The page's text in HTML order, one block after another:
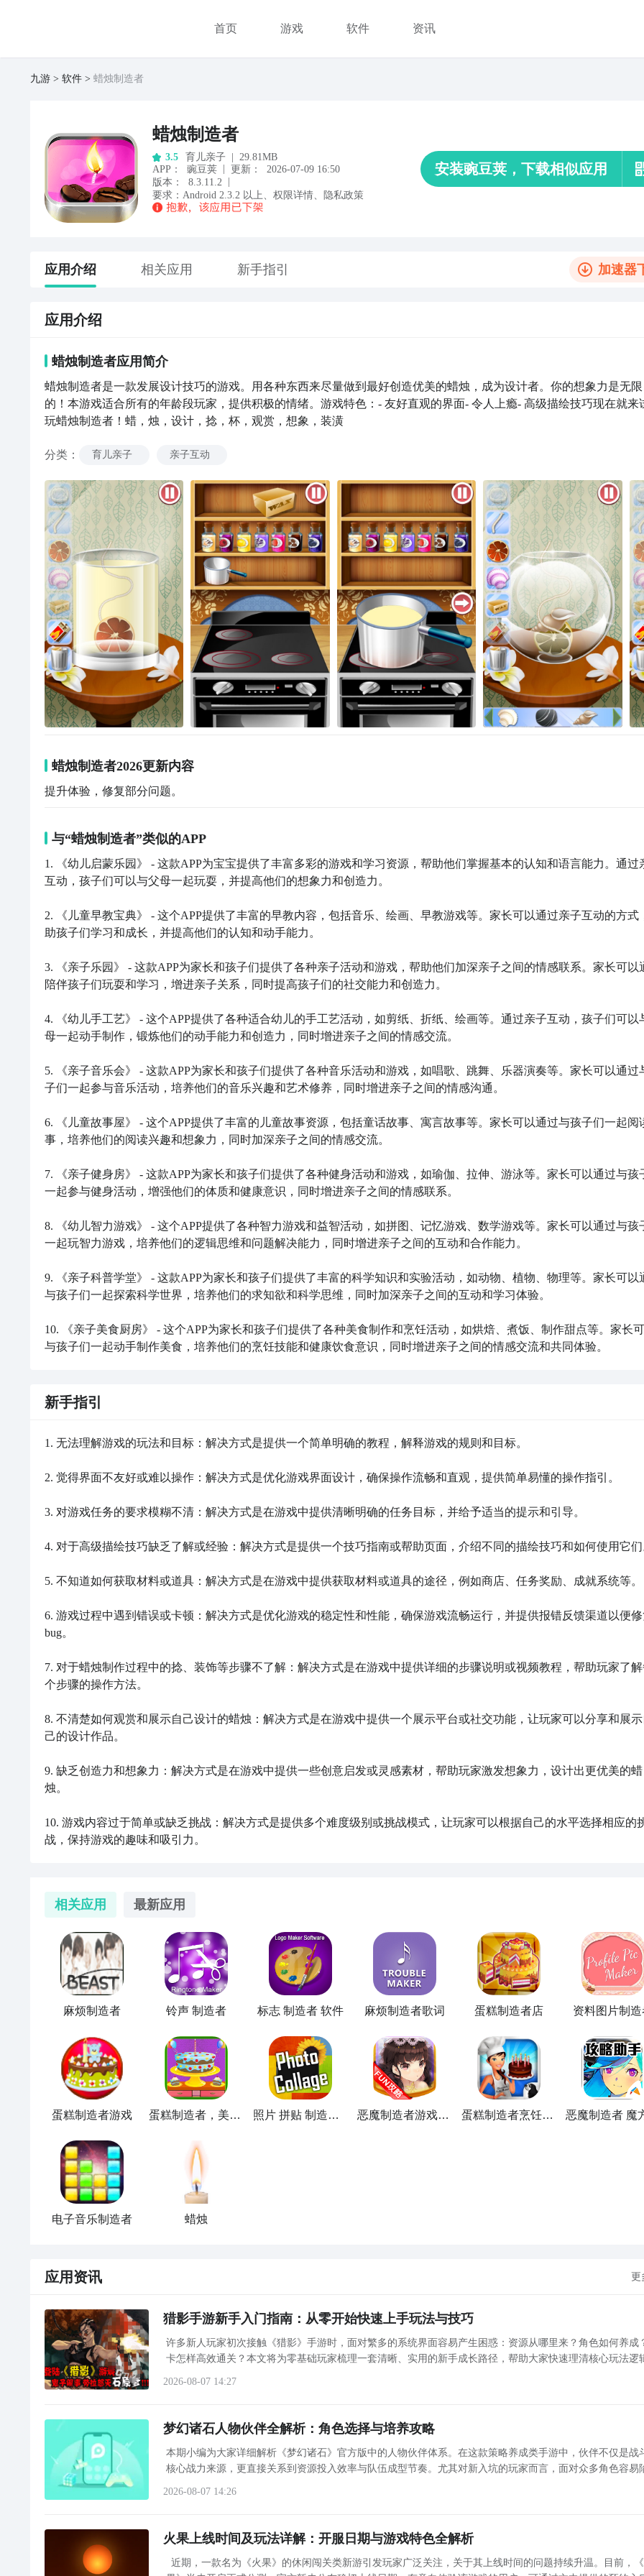
首页 游戏 软件 资讯
九游 软件 蜡烛制造者
蜡烛制造者
3.5 育儿亲子 |
29.81MB
APP ： 豌豆荚 | 更新：
2026-07-09 16:50
版本：
8.3.11.2
|
要求： Android 2.3.2 以上 权限详情 隐私政策
安装豌豆荚，下载相似应用
应用介绍 相关应用 新手指引 加速器
应用介绍
蜡烛制造者应用简介
蜡烛制造者是一款发展设计技巧的游戏。用各种东西来尽量做到最好创造优美的蜡烛，成为设计者。你的想象力是无限
的！本游戏适合所有的年龄段玩家，提供积极的情绪。游戏特色：- 友好直观的界面- 令人上瘾- 高级描绘技巧现在就来
玩蜡烛制造者！蜡，烛，设计，捻，杯，观赏，想象，装潢
分类 ： 育儿亲子 亲子互动
蜡烛制造者2026更新内容
提升体验，修复部分问题。
与“蜡烛制造者”类似的APP
1. 《幼儿启蒙乐园》 - 这款APP为宝宝提供了丰富多彩的游戏和学习资源，帮助他们掌握基本的认知和语言能力。通过
互动，孩子们可以与父母一起玩耍，并提高他们的想象力和创造力。
2. 《儿童早教宝典》 - 这个APP提供了丰富的早教内容，包括音乐、绘画、早教游戏等。家长可以通过亲子互动的方式
助孩子们学习和成长，并提高他们的认知和动手能力。
3. 《亲子乐园》 - 这款APP为家长和孩子们提供了各种亲子活动和游戏，帮助他们加深亲子之间的情感联系。家长可以
陪伴孩子们玩耍和学习，增进亲子关系，同时提高孩子们的社交能力和创造力。
4. 《幼儿手工艺》 - 这个APP提供了各种适合幼儿的手工艺活动，如剪纸、折纸、绘画等。通过亲子互动，孩子们可以
母一起动手制作，锻炼他们的动手能力和创造力，同时增进亲子之间的情感交流。
5. 《亲子音乐会》 - 这款APP为家长和孩子们提供了各种音乐活动和游戏，如唱歌、跳舞、乐器演奏等。家长可以通过
子们一起参与音乐活动，培养他们的音乐兴趣和艺术修养，同时增进亲子之间的情感沟通。
6. 《儿童故事屋》 - 这个APP提供了丰富的儿童故事资源，包括童话故事、寓言故事等。家长可以通过与孩子们一起阅
事，培养他们的阅读兴趣和想象力，同时加深亲子之间的情感交流。
7. 《亲子健身房》 - 这款APP为家长和孩子们提供了各种健身活动和游戏，如瑜伽、拉伸、游泳等。家长可以通过与孩
一起参与健身活动，增强他们的体质和健康意识，同时增进亲子之间的情感联系。
8. 《幼儿智力游戏》 - 这个APP提供了各种智力游戏和益智活动，如拼图、记忆游戏、数学游戏等。家长可以通过与孩
一起玩智力游戏，培养他们的逻辑思维和问题解决能力，同时增进亲子之间的互动和合作能力。
9. 《亲子科普学堂》 - 这款APP为家长和孩子们提供了丰富的科学知识和实验活动，如动物、植物、物理等。家长可以
与孩子们一起探索科学世界，培养他们的求知欲和科学思维，同时加深亲子之间的互动和学习体验。
10. 《亲子美食厨房》 - 这个APP为家长和孩子们提供了各种美食制作和烹饪活动，如烘焙、煮饭、制作甜点等。家长
与孩子们一起动手制作美食，培养他们的烹饪技能和健康饮食意识，同时增进亲子之间的情感交流和共同体验。
新手指引
1. 无法理解游戏的玩法和目标：解决方式是提供一个简单明确的教程，解释游戏的规则和目标。
2. 觉得界面不友好或难以操作：解决方式是优化游戏界面设计，确保操作流畅和直观，提供简单易懂的操作指引。
3. 对游戏任务的要求模糊不清：解决方式是在游戏中提供清晰明确的任务目标，并给予适当的提示和引导。
4. 对于高级描绘技巧缺乏了解或经验：解决方式是提供一个技巧指南或帮助页面，介绍不同的描绘技巧和如何使用它们
5. 不知道如何获取材料或道具：解决方式是在游戏中提供获取材料或道具的途径，例如商店、任务奖励、成就系统等。
6. 游戏过程中遇到错误或卡顿：解决方式是优化游戏的稳定性和性能，确保游戏流畅运行，并提供报错反馈渠道以便修
bug。
7. 对于蜡烛制作过程中的捻、装饰等步骤不了解：解决方式是在游戏中提供详细的步骤说明或视频教程，帮助玩家了
个步骤的操作方法。
8. 不清楚如何观赏和展示自己设计的蜡烛：解决方式是在游戏中提供一个展示平台或社交功能，让玩家可以分享和展示
己的设计作品。
9. 缺乏创造力和想象力：解决方式是在游戏中提供一些创意启发或灵感素材，帮助玩家激发想象力，设计出更优美的蜡
烛。
10. 游戏内容过于简单或缺乏挑战：解决方式是提供多个难度级别或挑战模式，让玩家可以根据自己的水平选择相应的
战，保持游戏的趣味和吸引力。
相关应用 最新应用
麻烦制造者 铃声 制造者 标志 制造者 软件 麻烦制造者歌词 蛋糕制造者店 资料图片制造
蛋糕制造者游戏 蛋糕制造者，美味面包 照片 拼贴 制造者 ＆ 编辑 恶魔制造者游戏豆攻略 蛋糕制造者烹饪游戏儿童
电子音乐制造者 蜡烛
应用资讯 更
猎影手游新手入门指南：从零开始快速上手玩法与技巧
许多新人玩家初次接触《猎影》手游时，面对繁多的系统界面容易产生困惑：资源从哪里来？角色如何养成
卡怎样高效通关？本文将为零基础玩家梳理一套清晰、实用的新手成长路径，帮助大家快速理清核心玩法逻
2026-08-07 14:27
梦幻诸石人物伙伴全解析：角色选择与培养攻略
本期小编为大家详细解析《梦幻诸石》官方版中的人物伙伴体系。在这款策略养成类手游中，伙伴不仅是战
核心战力来源，更直接关系到资源投入效率与队伍成型节奏。尤其对新入坑的玩家而言，面对众多角色容易
2026-08-07 14:26
火果上线时间及玩法详解：开服日期与游戏特色全解析
近期，一款名为《火果》的休闲闯关类新游引发玩家广泛关注，关于其上线时间的问题持续升温。目前，